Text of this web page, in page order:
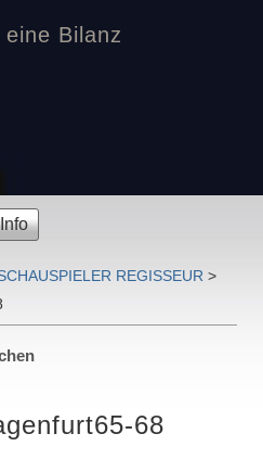
Bilanz
Info
REGISSEUR >
68